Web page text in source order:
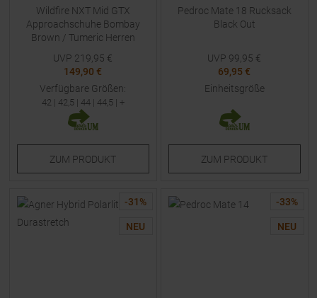
Wildfire NXT Mid GTX
Approachschuhe Bombay
Brown / Tumeric Herren
UVP 219,95 €
149,90 €
Verfügbare Größen:
42| 42,5 | 44| 44,5 | +
ZUM PRODUKT
Pedroc Mate 18 Rucksack
Black Out
UVP 99,95 €
69,95 €
Einheitsgröße
ZUM PRODUKT
-31 %
NEU
-33%
NEU